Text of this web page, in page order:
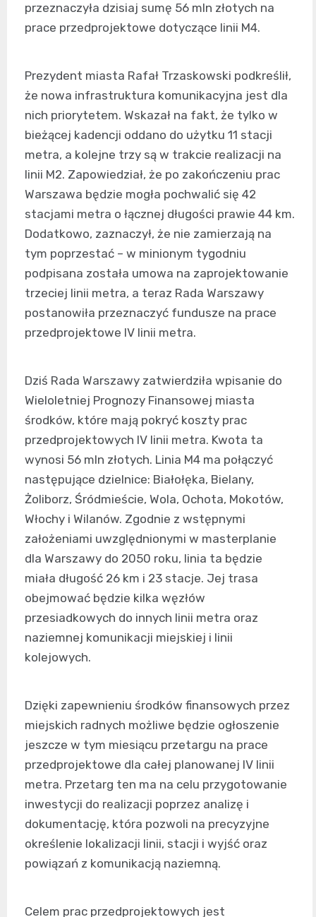
przeznaczyła dzisiaj sumę 56 mln złotych na
prace przedprojektowe dotyczące linii M4.
Prezydent miasta Rafał Trzaskowski podkreślił,
że nowa infrastruktura komunikacyjna jest dla
nich priorytetem. Wskazał na fakt, że tylko w
bieżącej kadencji oddano do użytku 11 stacji
metra, a kolejne trzy są w trakcie realizacji na
linii M2. Zapowiedział, że po zakończeniu prac
Warszawa będzie mogła pochwalić się 42
stacjami metra o łącznej długości prawie 44 km.
Dodatkowo, zaznaczył, że nie zamierzają na
tym poprzestać – w minionym tygodniu
podpisana została umowa na zaprojektowanie
trzeciej linii metra, a teraz Rada Warszawy
postanowiła przeznaczyć fundusze na prace
przedprojektowe IV linii metra.
Dziś Rada Warszawy zatwierdziła wpisanie do
Wieloletniej Prognozy Finansowej miasta
środków, które mają pokryć koszty prac
przedprojektowych IV linii metra. Kwota ta
wynosi 56 mln złotych. Linia M4 ma połączyć
następujące dzielnice: Białołęka, Bielany,
Żoliborz, Śródmieście, Wola, Ochota, Mokotów,
Włochy i Wilanów. Zgodnie z wstępnymi
założeniami uwzględnionymi w masterplanie
dla Warszawy do 2050 roku, linia ta będzie
miała długość 26 km i 23 stacje. Jej trasa
obejmować będzie kilka węzłów
przesiadkowych do innych linii metra oraz
naziemnej komunikacji miejskiej i linii
kolejowych.
Dzięki zapewnieniu środków finansowych przez
miejskich radnych możliwe będzie ogłoszenie
jeszcze w tym miesiącu przetargu na prace
przedprojektowe dla całej planowanej IV linii
metra. Przetarg ten ma na celu przygotowanie
inwestycji do realizacji poprzez analizę i
dokumentację, która pozwoli na precyzyjne
określenie lokalizacji linii, stacji i wyjść oraz
powiązań z komunikacją naziemną.
Celem prac przedprojektowych jest